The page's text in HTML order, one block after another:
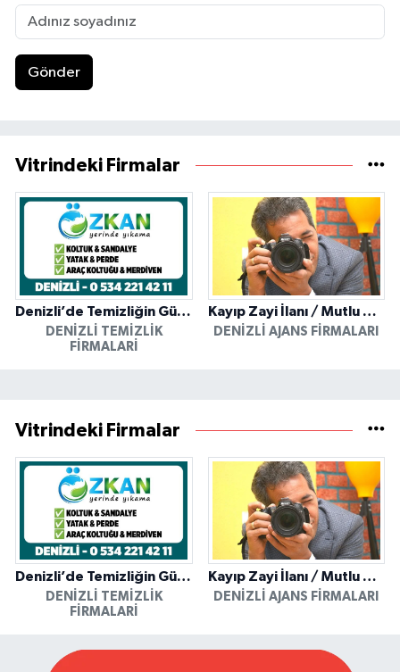
Gönder
Vitrindeki Firmalar
Denizli’de Temizliğin Güvenilir Adresi: Özkan Yerinde Yıkama
DENIZLI TEMIZLIK
FIRMALARI
Kayıp Zayi İlanı / Mutlu Ajans / Denizli
DENIZLI AJANS FIRMALARI
Vitrindeki Firmalar
Denizli’de Temizliğin Güvenilir Adresi: Özkan Yerinde Yıkama
DENIZLI TEMIZLIK
FIRMALARI
Kayıp Zayi İlanı / Mutlu Ajans / Denizli
DENIZLI AJANS FIRMALARI